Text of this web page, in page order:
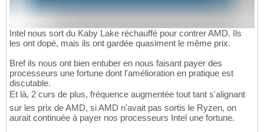
Intel nous sort du Kaby Lake réchauffé pour contrer AMD. Ils
les ont dopé, mais ils ont gardée quasiment le même prix.
Bref ils nous ont bien entuber en nous faisant payer des
processeurs une fortune dont l'amélioration en pratique est
discutable.
Et là, 2 curs de plus, fréquence augmentée tout tant s'alignant
sur les prix de AMD, si AMD n'avait pas sortis le Ryzen, on
aurait continuée à payer nos processeurs Intel une fortune.